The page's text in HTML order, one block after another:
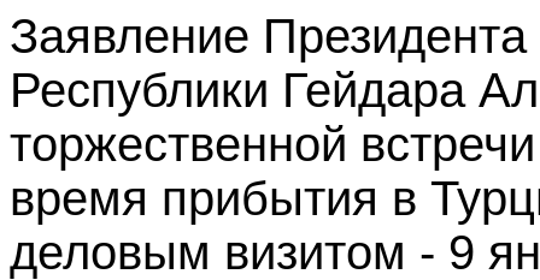
Заявление
Республики Гейдара
торжественной
время прибытия в
деловым визитом - 9